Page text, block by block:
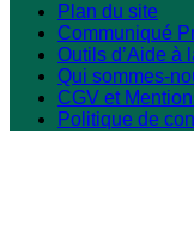
Plan du site
Communiqué
Outils d’Aide à
Qui sommes-
CGV et
Politique de